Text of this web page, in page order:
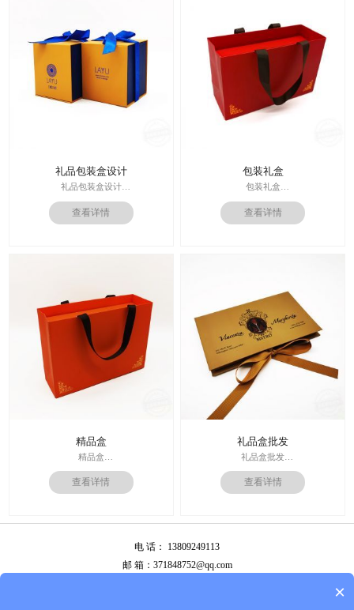
礼品包装盒设计
礼品包装盒设计
印刷技术：专色印刷/四色印刷
内材料：特种纸
运输：全球发货，售后无忧
查看详情
包装礼盒
包装礼盒
印刷技术： 专色印刷
面纸：特种纸
内材料：1500克灰板
周期：签订合同确认样板后7-15个工
查看详情
精品盒
精品盒
印刷技术： 专色印刷
面纸：特种纸
内材料：1500克灰板
其他辅料：EVA+绒布内托；绸带
周期：签订合同确认样板后7-15个工
查看详情
礼品盒批发
礼品盒批发
印刷技术： 专色印刷
面纸：特种纸
内材料：1500克灰板
价格：根据材质及工艺、数量报
周期：签订合同确认样板后7-15个工
查看详情
电 话： 13809249113
邮 箱：371848752@qq.com
×